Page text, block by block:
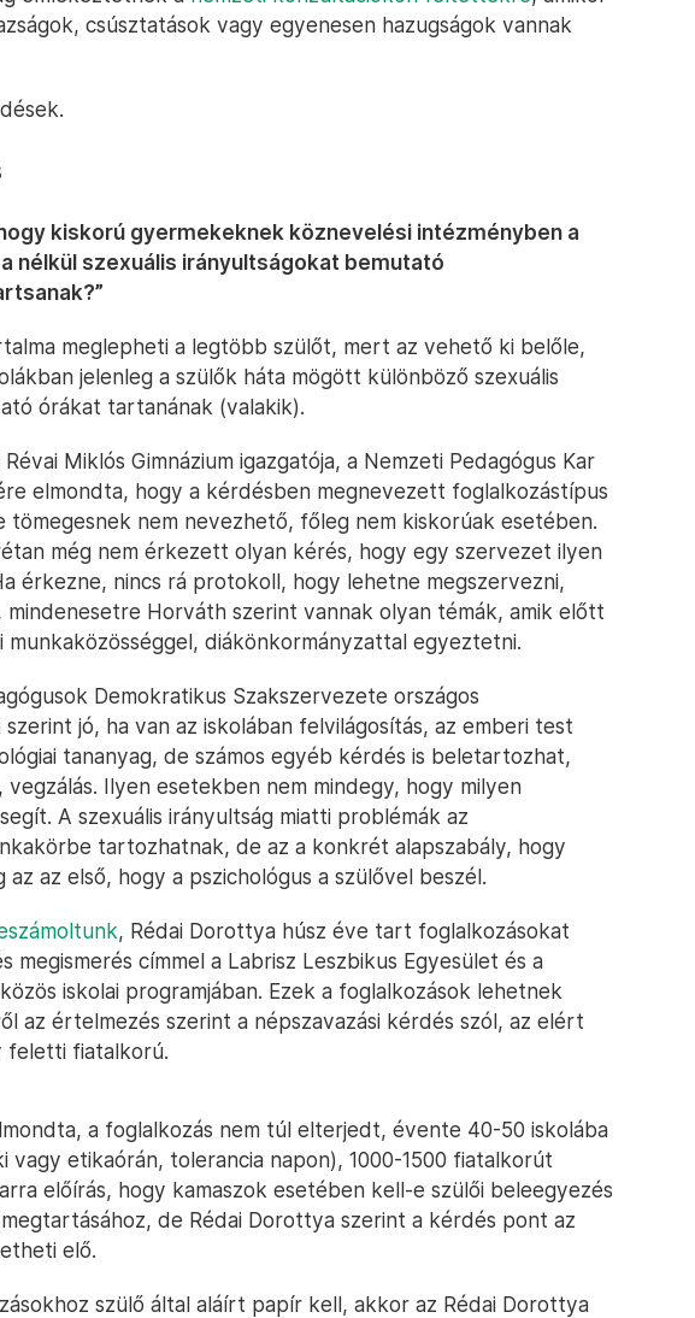
csúsztatások vagy egyenesen hazugságok vannak
kiskorú gyermekeknek köznevelési intézményben a
nélkül szexuális irányultságokat bemutató
meglepheti a legtöbb szülőt, mert az vehető ki belőle,
jelenleg a szülők háta mögött különböző szexuális
órákat tartanának (valakik).
Miklós Gimnázium igazgatója, a Nemzeti Pedagógus Kar
elmondta, hogy a kérdésben megnevezett foglalkozástípus
nem nevezhető, főleg nem kiskorúak esetében.
még nem érkezett olyan kérés, hogy egy szervezet ilyen
érkezne, nincs rá protokoll, hogy lehetne megszervezni,
mindenesetre Horváth szerint vannak olyan témák, amik előtt
munkaközösséggel, diákönkormányzattal egyeztetni.
Demokratikus Szakszervezete országos
jó, ha van az iskolában felvilágosítás, az emberi test
tananyag, de számos egyéb kérdés is beletartozhat,
vegzálás. Ilyen esetekben nem mindegy, hogy milyen
A szexuális irányultság miatti problémák az
tartozhatnak, de az a konkrét alapszabály, hogy
az első, hogy a pszichológus a szülővel beszél.
, Rédai Dorottya húsz éve tart foglalkozásokat
megismerés címmel a Labrisz Leszbikus Egyesület és a
iskolai programjában. Ezek a foglalkozások lehetnek
az értelmezés szerint a népszavazási kérdés szól, az elért
feletti fiatalkorú.
a foglalkozás nem túl elterjedt, évente 40-50 iskolába
vagy etikaórán, tolerancia napon), 1000-1500 fiatalkorút
előírás, hogy kamaszok esetében kell-e szülői beleegyezés
de Rédai Dorottya szerint a kérdés pont az
elő.
szülő által aláírt papír kell, akkor az Rédai Dorottya